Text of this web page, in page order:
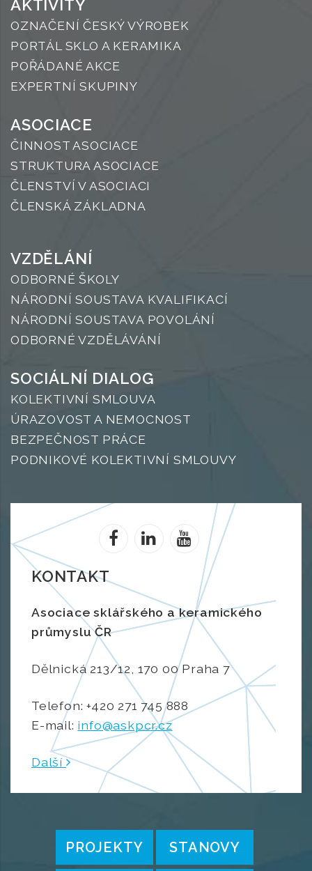
AKTIVITY
OZNAČENÍ ČESKÝ VÝROBEK
PORTÁL SKLO A KERAMIKA
POŘÁDANÉ AKCE
EXPERTNÍ SKUPINY
ASOCIACE
ČINNOST ASOCIACE
STRUKTURA ASOCIACE
ČLENSTVÍ V ASOCIACI
ČLENSKÁ ZÁKLADNA
VZDĚLÁNÍ
ODBORNÉ ŠKOLY
NÁRODNÍ SOUSTAVA KVALIFIKACÍ
NÁRODNÍ SOUSTAVA POVOLÁNÍ
ODBORNÉ VZDĚLÁVÁNÍ
SOCIÁLNÍ DIALOG
KOLEKTIVNÍ SMLOUVA
ÚRAZOVOST A NEMOCNOST
BEZPEČNOST PRÁCE
PODNIKOVÉ KOLEKTIVNÍ SMLOUVY
KONTAKT
Asociace sklářského a keramického
průmyslu ČR
Dělnická 213/12, 170 00 Praha 7
Telefon: +420 271 745 888
E-mail: info@askpcr.cz
Další
PROJEKTY STANOVY